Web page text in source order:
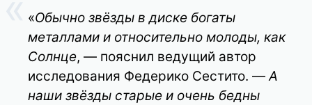
«Обычно звёзды в диске богаты
металлами и относительно молоды, как
Солнце, — пояснил ведущий автор
исследования Федерико Сестито. —А
наши звёзды старые и очень бедны